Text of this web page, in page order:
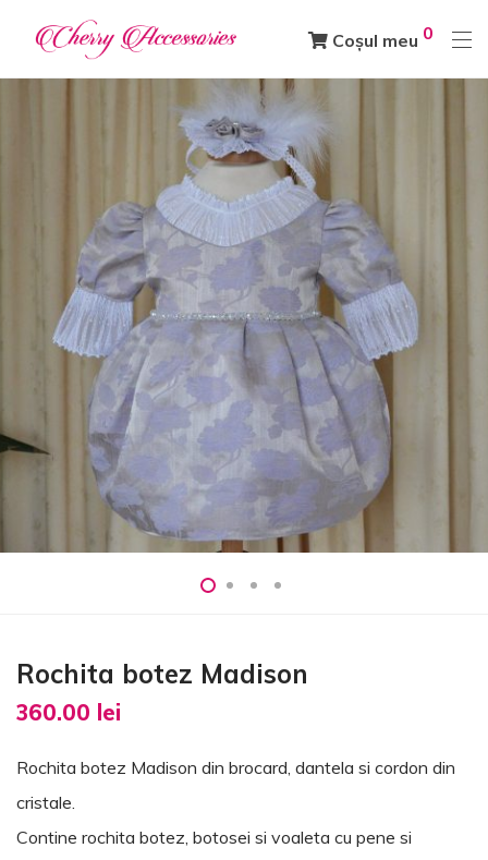
Coșul meu 0
Rochita botez Madison
360.00 lei
Rochita botez Madison din brocard, dantela si cordon din
cristale.
Contine rochita botez, botosei si voaleta cu pene si